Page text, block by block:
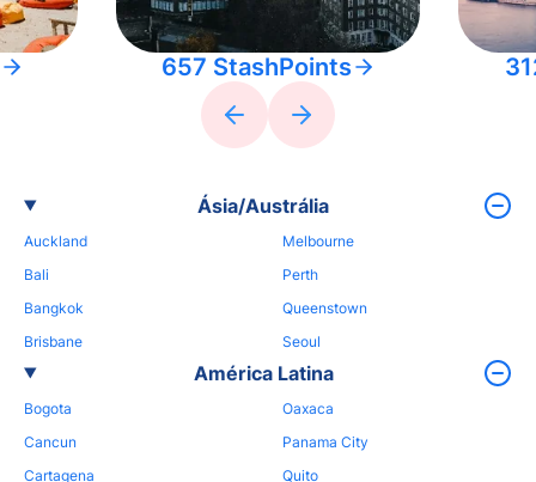
657 StashPoints
Ásia/Austrália
Auckland
Bali
Bangkok
Brisbane
Melbourne
Perth
Queenstown
Seoul
América Latina
Bogota
Cancun
Cartagena
Oaxaca
Panama City
Quito